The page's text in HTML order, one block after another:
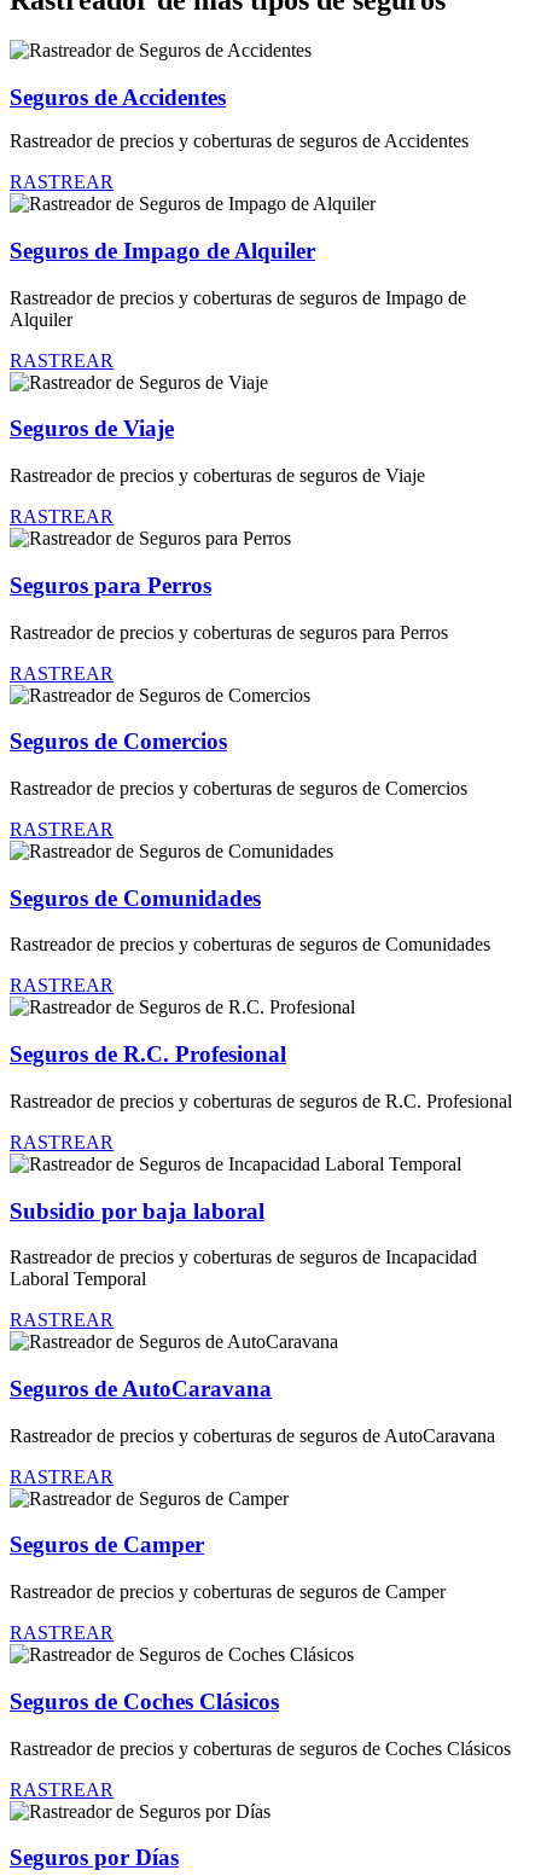
Seguros de Accidentes
Rastreador de precios y coberturas de seguros de Accidentes
RASTREAR
Seguros de Impago de Alquiler
Rastreador de precios y coberturas de seguros de Impago de
Alquiler
RASTREAR
Seguros de Viaje
Rastreador de precios y coberturas de seguros de Viaje
RASTREAR
Seguros para Perros
Rastreador de precios y coberturas de seguros para Perros
RASTREAR
Seguros de Comercios
Rastreador de precios y coberturas de seguros de Comercios
RASTREAR
Seguros de Comunidades
Rastreador de precios y coberturas de seguros de Comunidades
RASTREAR
Seguros de R.C. Profesional
Rastreador de precios y coberturas de seguros de R.C. Profesional
RASTREAR
Subsidio por baja laboral
Rastreador de precios y coberturas de seguros de Incapacidad
Laboral Temporal
RASTREAR
Seguros de AutoCaravana
Rastreador de precios y coberturas de seguros de AutoCaravana
RASTREAR
Seguros de Camper
Rastreador de precios y coberturas de seguros de Camper
RASTREAR
Seguros de Coches Clásicos
Rastreador de precios y coberturas de seguros de Coches Clásicos
RASTREAR
Seguros por Días